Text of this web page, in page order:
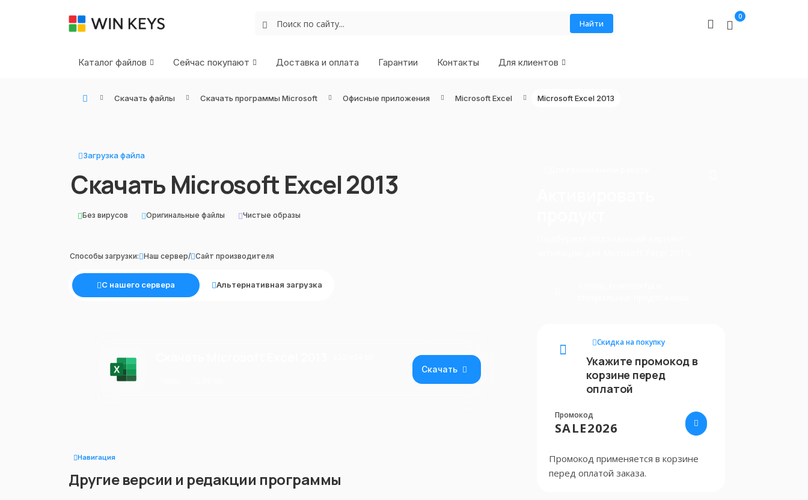
Найти
0
Каталог файлов Сейчас покупают Доставка и оплата Гарантии Контакты Для клиентов
Скачать файлы Скачать программы Microsoft Офисные приложения Microsoft Excel Microsoft Excel 2013
Загрузка файла
Скачать Microsoft Excel 2013
Без вирусов Оригинальные файлы Чистые образы
Способы загрузки: Наш сервер/ Сайт производителя
С нашего сервера Альтернативная загрузка
Скачать
Навигация
Другие версии и редакции программы
Скидка на покупку
Укажите промокод в
корзине перед
оплатой
Промокод
SALE2026
Промокод применяется в корзине
перед оплатой заказа.